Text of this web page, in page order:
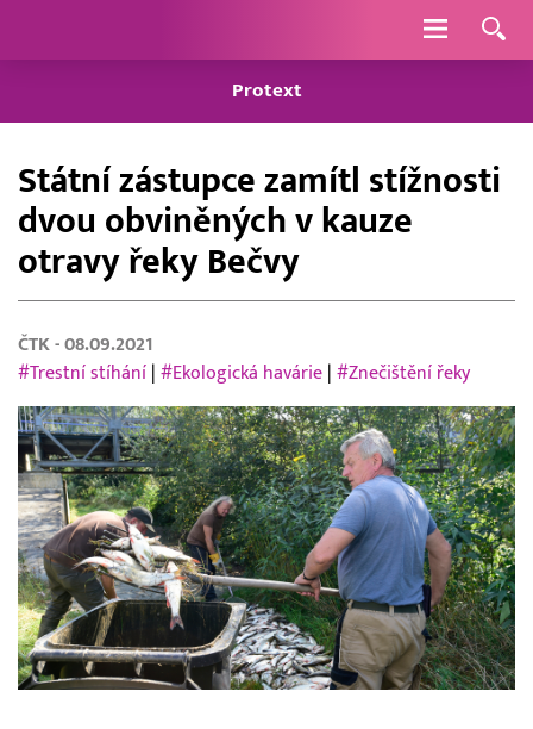
Navigace
Protext
Státní zástupce zamítl stížnosti
dvou obviněných v kauze
otravy řeky Bečvy
ČTK - 08.09.2021
#Trestní stíhání #Ekologická havárie #Znečištění řeky